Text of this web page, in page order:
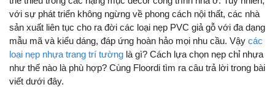
với sự phát triển không ngừng về phong cách nội thất, các nhà
sản xuất liên tục cho ra đời các loại nẹp PVC giả gỗ với đa dạng
mẫu mã và kiểu dáng, đáp ứng hoàn hảo mọi nhu cầu. Vậy các
loại nẹp nhựa trang trí tường là gì? Cách lựa chọn nẹp chỉ nhựa
như thế nào là phù hợp? Cùng Floordi tìm ra câu trả lời trong bài
viết dưới đây.